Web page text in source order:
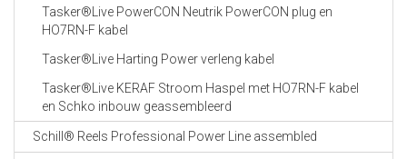
Tasker®Live PowerCON Neutrik PowerCON plug en
HO7RN-F kabel
Tasker®Live Harting Power verleng kabel
Tasker®Live KERAF Stroom Haspel met HO7RN-F kabel
en Schko inbouw geassembleerd
Schill® Reels Professional Power Line assembled